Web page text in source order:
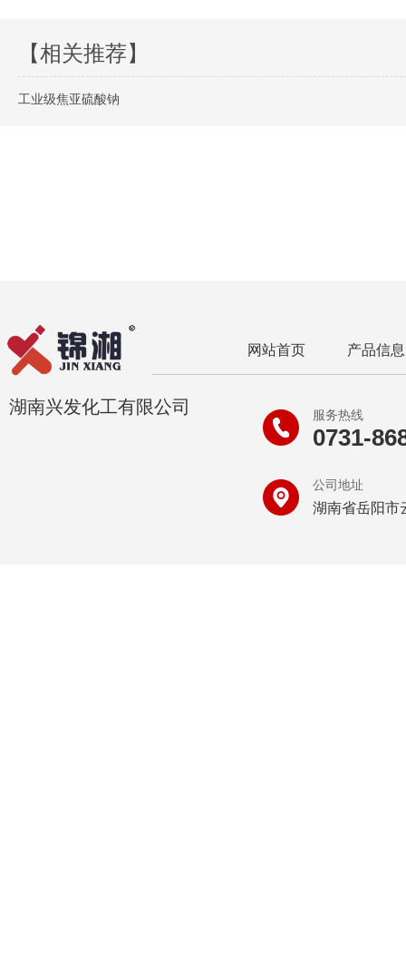
【相关推荐】
工业级焦亚硫酸钠
湖南兴发化工有限公司
网站首页 产品信息
服务热线
0731-
公司地址
湖南省岳阳市